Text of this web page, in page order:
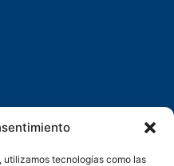
utilizamos tecnologías como las